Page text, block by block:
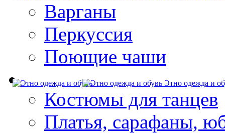
Варганы
Перкуссия
Поющие чаши
Этно одежда и
Костюмы для танцев
Платья, сарафаны,